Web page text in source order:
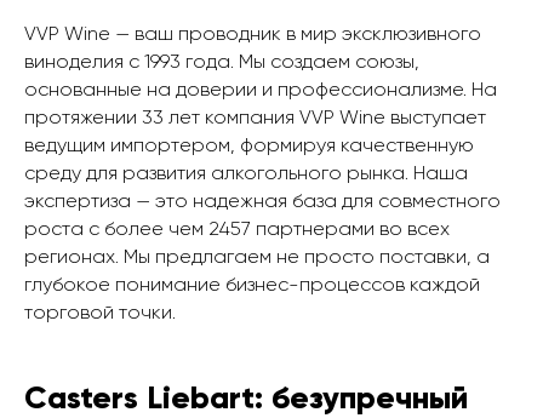
VVP Wine — ваш проводник в мир эксклюзивного
виноделия с 1993 года. Мы создаем союзы,
основанные на доверии и профессионализме. На
протяжении 33 лет компания VVP Wine выступает
ведущим импортером, формируя качественную
среду для развития алкогольного рынка. Наша
экспертиза — это надежная база для совместного
роста с более чем 2457 партнерами во всех
регионах. Мы предлагаем не просто поставки, а
глубокое понимание бизнес-процессов каждой
торговой точки.
Casters Liebart: безупречный